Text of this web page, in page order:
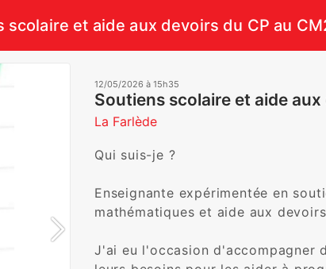
scolaire et aide aux devoirs du CP au
12/05/2026 à 15h35
Soutiens scolaire et aide
La Farlède
Qui suis-je ?
Enseignante expérimentée en
mathématiques et aide aux
J'ai eu l'occasion d'accompagner